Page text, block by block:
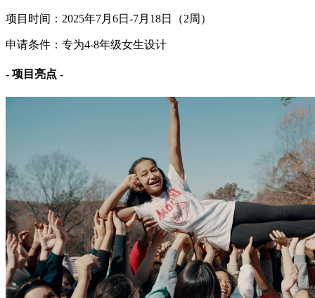
项目时间：2025年7月6日-7月18日（2周）
申请条件：专为4-8年级女生设计
- 项目亮点 -